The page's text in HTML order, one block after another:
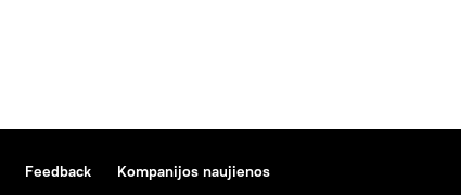
Feedback Kompanijos naujienos